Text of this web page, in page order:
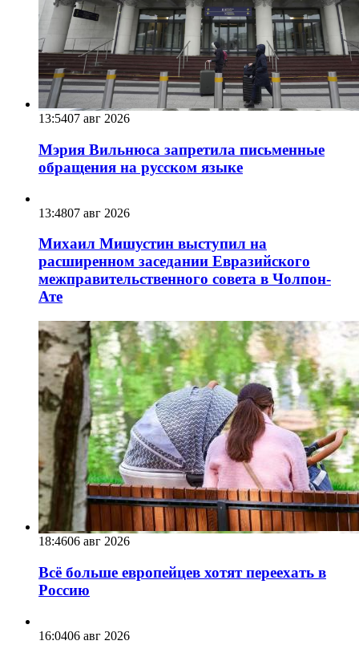
13:5407 авг 2026
Мэрия Вильнюса запретила письменные
обращения на русском языке
13:4807 авг 2026
Михаил Мишустин выступил на
расширенном заседании Евразийского
межправительственного совета в Чолпон-
Ате
18:4606 авг 2026
Всё больше европейцев хотят переехать в
Россию
16:0406 авг 2026